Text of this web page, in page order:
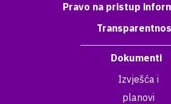
Pravo na pristup
Dokumenti
Izvješća i
planovi